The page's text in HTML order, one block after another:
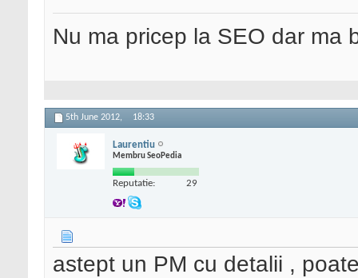
Nu ma pricep la SEO dar ma
5th June 2012, 18:33
Laurentiu
Membru SeoPedia
Reputatie: 29
astept un PM cu detalii ,